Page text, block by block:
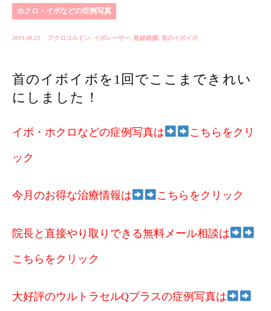
ホクロ・イボなどの症例写真
2019.08.23 アクロコルドン, イボレーザー, 軟線維腫, 首のイボイボ
首のイボイボを1回でここまできれい
にしました！
イボ・ホクロなどの症例写真は こちらをクリ
ック
今月のお得な治療情報は こちらをクリック
院長と直接やり取りできる無料メール相談は
こちらをクリック
大好評のウルトラセルQプラスの症例写真は